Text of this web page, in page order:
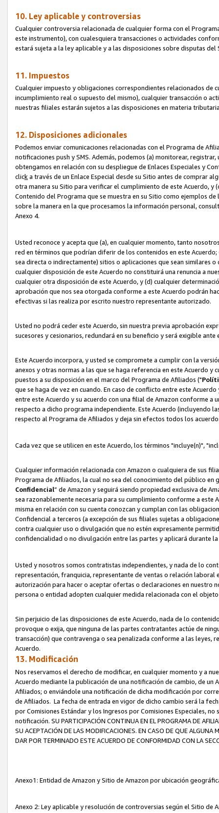
10. Ley aplicable y controversias
Cualquier controversia relacionada de cualquier forma con el
este instrumento), con cualesquiera transacciones o actividades
estará sujeta a la ley aplicable y a las disposiciones sobre disputas
11. Impuestos
Cualquier impuesto y obligaciones correspondientes relacionados de
incumplimiento real o supuesto del mismo), cualquier transacción o
nuestras filiales estarán sujetos a las disposiciones en materia
12. Disposiciones adicionales
Podemos enviar comunicaciones relacionadas con el Programa de
notificaciones push y SMS. Además, podemos (a) monitorear,
obtengamos en relación con su despliegue de Enlaces Especiales y
clicka través de un Enlace Especial desde su Sitio antes de comprar
otra manera su Sitio para verificar el cumplimiento de este Acuerdo,
Contenido del Programa que se muestra en su Sitio como ejemplos
sobre la manera en la que procesamos la información personal,
Anexo 4.
Usted reconoce y acepta que (a), en cualquier momento, tanto
red en términos que podrían diferir de los contenidos en este
sea directa o indirectamente) sitios o aplicaciones que sean similares
cualquier disposición de este Acuerdo no constituirá una renuncia a
cualquier otra disposición de este Acuerdo, y (d) cualquier
aprobación que nos sea otorgada conforme a este Acuerdo podrán
efectivas si las realiza por escrito nuestro representante autorizado.
Usted no podrá ceder este Acuerdo, sin nuestra previa aprobación
sucesores y cesionarios, redundará en su beneficio y será exigible
Este Acuerdo incorpora, y usted se compromete a cumplir con la
anexos y otras normas a las que se haga referencia en este Acuerdo
puestos a su disposición en el marco del Programa de Afiliados ("
que se haga de vez en cuando. En caso de conflicto entre este
entre este Acuerdo y su acuerdo con una filial de Amazon conforme
respecto a dicho programa independiente. Este Acuerdo (incluyendo
respecto al Programa de Afiliados y deja sin efectos todos los
Cada vez que se utilicen en este Acuerdo, los términos "incluye(n)",
Cualquier información relacionada con Amazon o cualquiera de sus
Programa de Afiliados, la cual no sea del conocimiento del público
Confidencial” de Amazon y seguirá siendo propiedad exclusiva de
sea razonablemente necesaria para su cumplimiento conforme a
misma en relación con su cuenta conozcan y cumplan con las
Confidencial a terceros (a excepción de sus filiales sujetas a
contra cualquier uso o divulgación que no estén expresamente
confidencialidad o no divulgación entre las partes y aplicará durante
Usted y nosotros somos contratistas independientes, y nada de lo
representación, franquicia, representante de ventas o relación
autorización para hacer o aceptar ofertas o declaraciones en nuestro
persona o entidad adopten cualquier medida relacionada con el
Sin perjuicio de las disposiciones de este Acuerdo, nada de lo
provoque o exija, que ninguna de las partes contratantes actúe de
transacción) que contravenga o sea penalizada conforme a las leyes,
Acuerdo.
13. Modificación
Nos reservamos el derecho de modificar, en cualquier momento y a
Acuerdo mediante la publicación de una notificación de cambio, de
Afiliados; o enviándole una notificación de dicha modificación por
de Afiliados. La fecha de entrada en vigor de dicho cambio será la
por Comisiones Estándar y los Ingresos por Comisiones Especiales,
notificación. SU PARTICIPACIÓN CONTINUA EN EL PROGRAMA DE
SU ACEPTACIÓN DE LAS MODIFICACIONES. EN CASO DE QUE ALGUNA
DAR POR TERMINADO ESTE ACUERDO DE CONFORMIDAD CON LA
Anexo1: Entidad de Amazon y Sitio de Amazon por ubicación
Anexo 2: Ley aplicable y resolución de controversias según el Sitio de